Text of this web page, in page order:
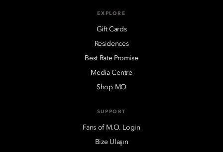
EXPLORE
Gift Cards
Residences
Best Rate Promise
Media Centre
Shop MO
SUPPORT
Fans of M.O. Login
Bize Ulaşın